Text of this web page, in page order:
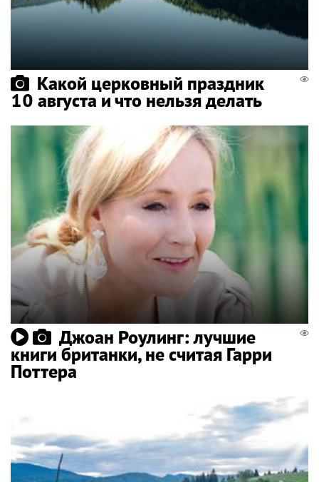
Какой церковный праздник
10 августа и что нельзя делать
Джоан Роулинг: лучшие
книги британки, не считая Гарри
Поттера